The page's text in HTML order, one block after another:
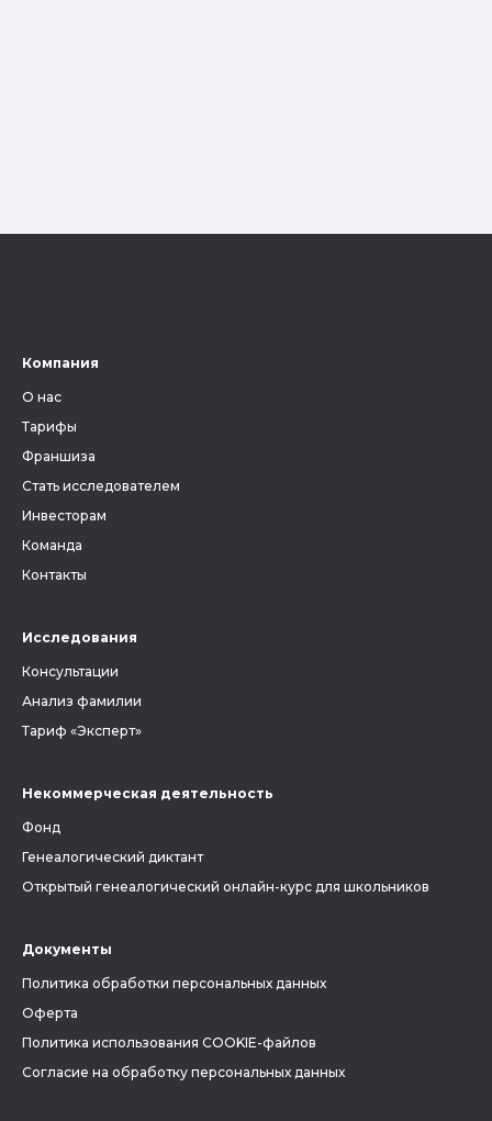
Компания
О нас
Тарифы
Франшиза
Стать исследователем
Инвесторам
Команда
Контакты
Исследования
Консультации
Анализ фамилии
Тариф «Эксперт»
Некоммерческая деятельность
Фонд
Генеалогический диктант
Открытый генеалогический онлайн-курс для школьников
Документы
Политика обработки персональных данных
Оферта
Политика использования COOKIE-файлов
Согласие на обработку персональных данных